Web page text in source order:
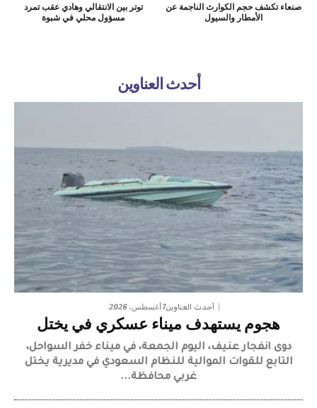
توتر بين الانتقالي وهادي عقب تمرد
مسؤول محلي في شبوة
صنعاء تكشف حجم الكوارث الناجمة عن
الأمطار والسيول
أحدث العناوين
أحدث العناوين7 أغسطس، 2026
هجوم يستهدف ميناء عسكري في يختل
دوى انفجار عنيف، اليوم الجمعة، في ميناء خفر السواحل،
التابع للقوات الموالية للنظام السعودي في مديرية يختل
غربي محافظة...